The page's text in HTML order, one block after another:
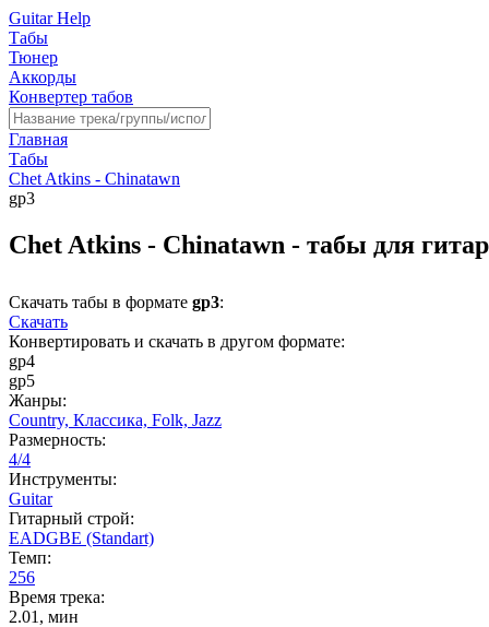
Guitar Help
Табы
Тюнер
Аккорды
Конвертер табов
Главная
Табы
Chet Atkins - Chinatawn
gp3
Chet Atkins - Chinatawn - табы для
Скачать табы в формате gp3:
Скачать
Конвертировать и скачать в другом формате:
gp4
gp5
Жанры:
Country, Классика, Folk, Jazz
Размерность:
4/4
Инструменты:
Guitar
Гитарный строй:
EADGBE (Standart)
Темп:
256
Время трека:
2.01, мин